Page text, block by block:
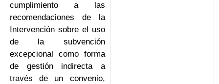
cumplimiento a las
recomendaciones de la
Intervención sobre el uso
de la subvención
excepcional como forma
de gestión indirecta a
través de un convenio,